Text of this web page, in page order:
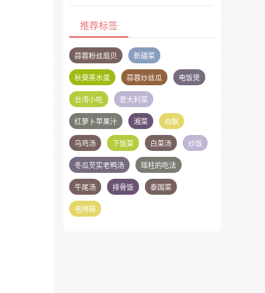
推荐标签
蒜蓉粉丝扇贝 新疆菜
秋葵蒸水蛋 蒜蓉炒丝瓜 电饭煲
台湾小吃 意大利菜
红萝卜苹果汁 湘菜 自酿
乌鸡汤 下饭菜 白菜汤 炒饭
冬瓜芡实老鸭汤 瑶柱的吃法
牛尾汤 排骨饭 泰国菜
电烤箱